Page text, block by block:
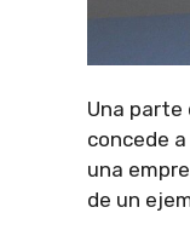
Una parte
concede
una
de un